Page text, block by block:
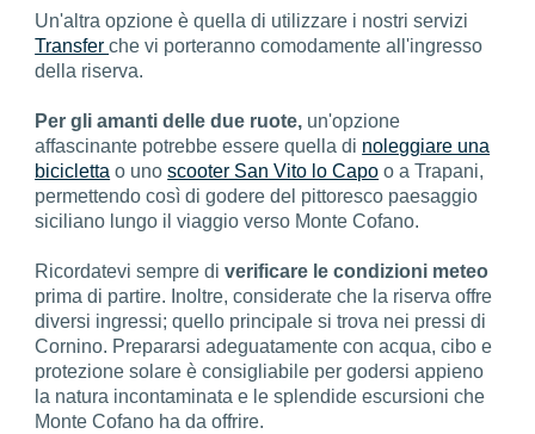
Un'altra opzione è quella di utilizzare i nostri servizi
Transferche vi porteranno comodamente all'ingresso
della riserva.
Per gli amanti delle due ruote, un'opzione
affascinante potrebbe essere quella di noleggiare una
bicicletta o unoscooter San Vito lo Capo o a Trapani,
permettendo così di godere del pittoresco paesaggio
siciliano lungo il viaggio verso Monte Cofano.
Ricordatevi sempre diverificare le condizioni meteo
prima di partire. Inoltre, considerate che la riserva offre
diversi ingressi; quello principale si trova nei pressi di
Cornino. Prepararsi adeguatamente con acqua, cibo e
protezione solare è consigliabile per godersi appieno
la natura incontaminata e le splendide escursioni che
Monte Cofano ha da offrire.